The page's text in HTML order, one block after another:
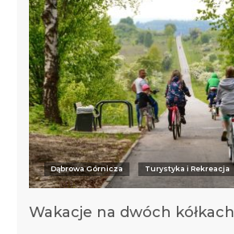
Dąbrowa Górnicza Turystyka i Rekreacja
Wakacje na dwóch kółkach